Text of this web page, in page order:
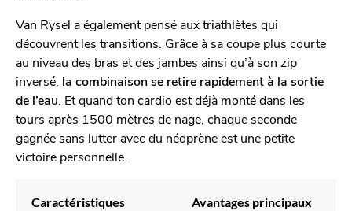
Van Rysel a également pensé aux triathlètes qui
découvrent les transitions. Grâce à sa coupe plus courte
au niveau des bras et des jambes ainsi qu’à son zip
inversé, la combinaison se retire rapidement à la sortie
de l’eau . Et quand ton cardio est déjà monté dans les
tours après 1500 mètres de nage, chaque seconde
gagnée sans lutter avec du néoprène est une petite
victoire personnelle.
Caractéristiques Avantages principaux